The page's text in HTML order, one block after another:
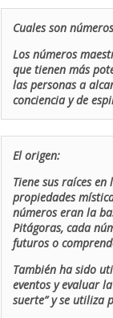
Cuales son
Los números
que tienen más
las personas a
conciencia y de
El origen:
Tiene sus raíces
propiedades
números eran la
Pitágoras, cada
futuros o
También ha sido
eventos y evaluar
suerte” y se utiliza